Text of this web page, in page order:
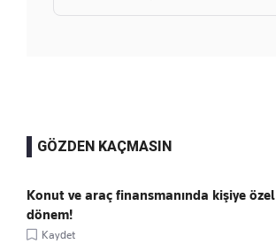
GÖZDEN KAÇMASIN
Konut ve araç finansmanında kişiye özel
dönem!
Kaydet